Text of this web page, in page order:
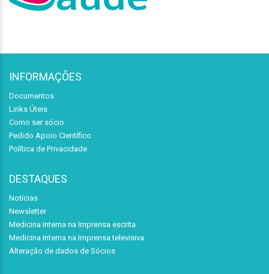
INFORMAÇÕES
Documentos
Links Úteis
Como ser sócio
Pedido Apoio Científico
Política de Privacidade
DESTAQUES
Notícias
Newsletter
Medicina Interna na Imprensa escrita
Medicina Interna na Imprensa televisiva
Alteração de dados de Sócios